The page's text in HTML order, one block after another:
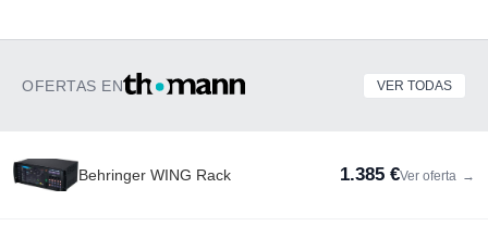
OFERTAS EN VER TODAS
Behringer WING Rack 1.385 €Ver oferta →